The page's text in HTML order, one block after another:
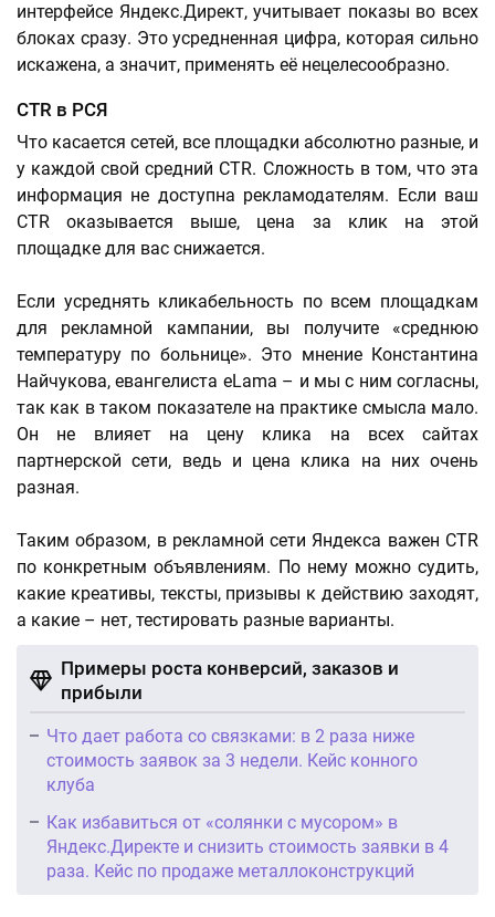
интерфейсе Яндекс.Директ, учитывает показы во всех
блоках сразу. Это усредненная цифра, которая сильно
искажена, а значит, применять её нецелесообразно.
CTR в РСЯ
Что касается сетей, все площадки абсолютно разные, и
у каждой свой средний CTR. Сложность в том, что эта
информация не доступна рекламодателям. Если ваш
CTR оказывается выше, цена за клик на этой
площадке для вас снижается.
Если усреднять кликабельность по всем площадкам
для рекламной кампании, вы получите «среднюю
температуру по больнице». Это мнение Константина
Найчукова, евангелиста eLama – и мы с ним согласны,
так как в таком показателе на практике смысла мало.
Он не влияет на цену клика на всех сайтах
партнерской сети, ведь и цена клика на них очень
разная.
Таким образом, в рекламной сети Яндекса важен CTR
по конкретным объявлениям. По нему можно судить,
какие креативы, тексты, призывы к действию заходят,
а какие – нет, тестировать разные варианты.
Примеры роста конверсий, заказов и
прибыли
Что дает работа со связками: в 2 раза ниже
стоимость заявок за 3 недели. Кейс конного
клуба
Как избавиться от «солянки с мусором» в
Яндекс.Директе и снизить стоимость заявки в 4
раза. Кейс по продаже металлоконструкций